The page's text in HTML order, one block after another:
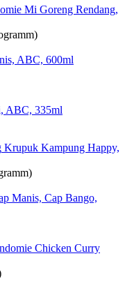
Mi Goreng Rendang,
ABC, 600ml
ABC, 335ml
Krupuk Kampung Happy,
Manis, Cap Bango,
Chicken Curry